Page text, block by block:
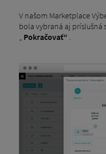
V našom Marketplace
bola vybraná aj príslušná
Pokračovať“